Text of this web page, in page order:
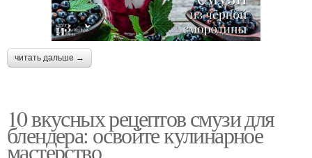
читать дальше →
10 вкусных рецептов смузи для
блендера: освойте кулинарное
мастерство